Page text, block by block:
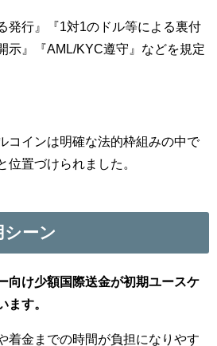
発行』『1対1のドル等による裏付
示』『AML/KYC遵守』などを規定
コインは明確な法的枠組みの中で
位置づけられました。
シーン
向け少額国際送金が初期ユースケ
ます。
着金までの時間が負担になりやす